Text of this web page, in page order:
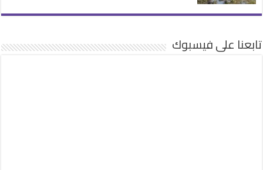
تابعنا على فيسبوك